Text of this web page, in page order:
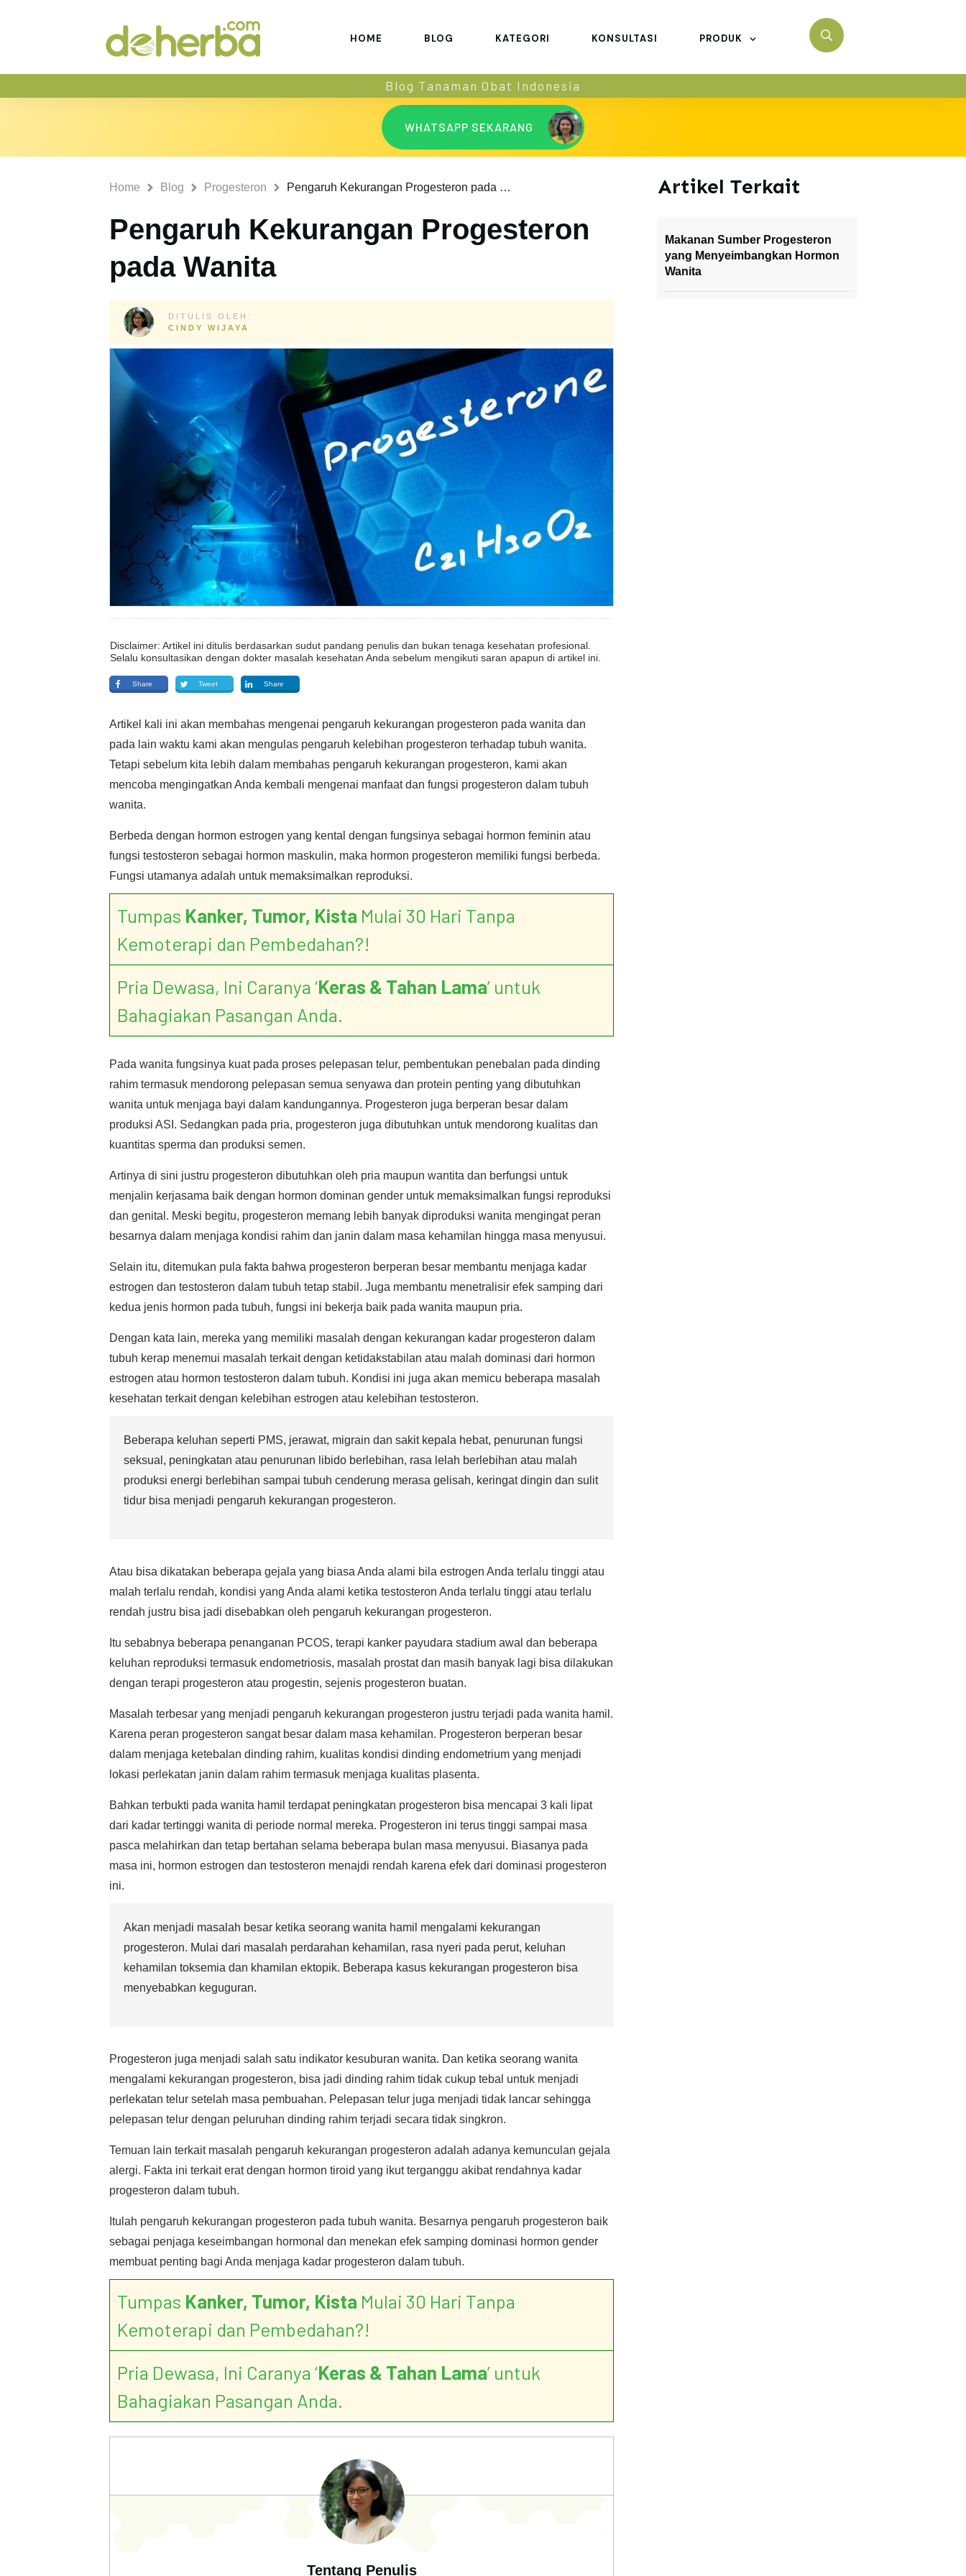
HOME BLOG KATEGORI KONSULTASI PRODUK
Blog Tanaman Obat Indonesia
WHATSAPP SEKARANG
Home Blog Progesteron Pengaruh Kekurangan Progesteron pada Wanita
Pengaruh Kekurangan Progesteron
pada Wanita
DITULIS OLEH:
CINDY WIJAYA
Disclaimer: Artikel ini ditulis berdasarkan sudut pandang penulis dan bukan tenaga kesehatan profesional.
Selalu konsultasikan dengan dokter masalah kesehatan Anda sebelum mengikuti saran apapun di artikel ini.
Share Tweet Share
Artikel kali ini akan membahas mengenai pengaruh kekurangan progesteron pada wanita dan
pada lain waktu kami akan mengulas pengaruh kelebihan progesteron terhadap tubuh wanita.
Tetapi sebelum kita lebih dalam membahas pengaruh kekurangan progesteron, kami akan
mencoba mengingatkan Anda kembali mengenai manfaat dan fungsi progesteron dalam tubuh
wanita.
Berbeda dengan hormon estrogen yang kental dengan fungsinya sebagai hormon feminin atau
fungsi testosteron sebagai hormon maskulin, maka hormon progesteron memiliki fungsi berbeda.
Fungsi utamanya adalah untuk memaksimalkan reproduksi.
Tumpas Kanker, Tumor, Kista Mulai 30 Hari Tanpa
Kemoterapi dan Pembedahan?!
Pria Dewasa, Ini Caranya ‘Keras & Tahan Lama’ untuk
Bahagiakan Pasangan Anda.
Pada wanita fungsinya kuat pada proses pelepasan telur, pembentukan penebalan pada dinding
rahim termasuk mendorong pelepasan semua senyawa dan protein penting yang dibutuhkan
wanita untuk menjaga bayi dalam kandungannya. Progesteron juga berperan besar dalam
produksi ASI. Sedangkan pada pria, progesteron juga dibutuhkan untuk mendorong kualitas dan
kuantitas sperma dan produksi semen.
Artinya di sini justru progesteron dibutuhkan oleh pria maupun wantita dan berfungsi untuk
menjalin kerjasama baik dengan hormon dominan gender untuk memaksimalkan fungsi reproduksi
dan genital. Meski begitu, progesteron memang lebih banyak diproduksi wanita mengingat peran
besarnya dalam menjaga kondisi rahim dan janin dalam masa kehamilan hingga masa menyusui.
Selain itu, ditemukan pula fakta bahwa progesteron berperan besar membantu menjaga kadar
estrogen dan testosteron dalam tubuh tetap stabil. Juga membantu menetralisir efek samping dari
kedua jenis hormon pada tubuh, fungsi ini bekerja baik pada wanita maupun pria.
Dengan kata lain, mereka yang memiliki masalah dengan kekurangan kadar progesteron dalam
tubuh kerap menemui masalah terkait dengan ketidakstabilan atau malah dominasi dari hormon
estrogen atau hormon testosteron dalam tubuh. Kondisi ini juga akan memicu beberapa masalah
kesehatan terkait dengan kelebihan estrogen atau kelebihan testosteron.
Beberapa keluhan seperti PMS, jerawat, migrain dan sakit kepala hebat, penurunan fungsi
seksual, peningkatan atau penurunan libido berlebihan, rasa lelah berlebihan atau malah
produksi energi berlebihan sampai tubuh cenderung merasa gelisah, keringat dingin dan sulit
tidur bisa menjadi pengaruh kekurangan progesteron.
Atau bisa dikatakan beberapa gejala yang biasa Anda alami bila estrogen Anda terlalu tinggi atau
malah terlalu rendah, kondisi yang Anda alami ketika testosteron Anda terlalu tinggi atau terlalu
rendah justru bisa jadi disebabkan oleh pengaruh kekurangan progesteron.
Itu sebabnya beberapa penanganan PCOS, terapi kanker payudara stadium awal dan beberapa
keluhan reproduksi termasuk endometriosis, masalah prostat dan masih banyak lagi bisa dilakukan
dengan terapi progesteron atau progestin, sejenis progesteron buatan.
Masalah terbesar yang menjadi pengaruh kekurangan progesteron justru terjadi pada wanita hamil.
Karena peran progesteron sangat besar dalam masa kehamilan. Progesteron berperan besar
dalam menjaga ketebalan dinding rahim, kualitas kondisi dinding endometrium yang menjadi
lokasi perlekatan janin dalam rahim termasuk menjaga kualitas plasenta.
Bahkan terbukti pada wanita hamil terdapat peningkatan progesteron bisa mencapai 3 kali lipat
dari kadar tertinggi wanita di periode normal mereka. Progesteron ini terus tinggi sampai masa
pasca melahirkan dan tetap bertahan selama beberapa bulan masa menyusui. Biasanya pada
masa ini, hormon estrogen dan testosteron menajdi rendah karena efek dari dominasi progesteron
ini.
Akan menjadi masalah besar ketika seorang wanita hamil mengalami kekurangan
progesteron. Mulai dari masalah perdarahan kehamilan, rasa nyeri pada perut, keluhan
kehamilan toksemia dan khamilan ektopik. Beberapa kasus kekurangan progesteron bisa
menyebabkan keguguran.
Progesteron juga menjadi salah satu indikator kesuburan wanita. Dan ketika seorang wanita
mengalami kekurangan progesteron, bisa jadi dinding rahim tidak cukup tebal untuk menjadi
perlekatan telur setelah masa pembuahan. Pelepasan telur juga menjadi tidak lancar sehingga
pelepasan telur dengan peluruhan dinding rahim terjadi secara tidak singkron.
Temuan lain terkait masalah pengaruh kekurangan progesteron adalah adanya kemunculan gejala
alergi. Fakta ini terkait erat dengan hormon tiroid yang ikut terganggu akibat rendahnya kadar
progesteron dalam tubuh.
Itulah pengaruh kekurangan progesteron pada tubuh wanita. Besarnya pengaruh progesteron baik
sebagai penjaga keseimbangan hormonal dan menekan efek samping dominasi hormon gender
membuat penting bagi Anda menjaga kadar progesteron dalam tubuh.
Tumpas Kanker, Tumor, Kista Mulai 30 Hari Tanpa
Kemoterapi dan Pembedahan?!
Pria Dewasa, Ini Caranya ‘Keras & Tahan Lama’ untuk
Bahagiakan Pasangan Anda.
Tentang Penulis
Artikel Terkait
Makanan Sumber Progesteron
yang Menyeimbangkan Hormon
Wanita